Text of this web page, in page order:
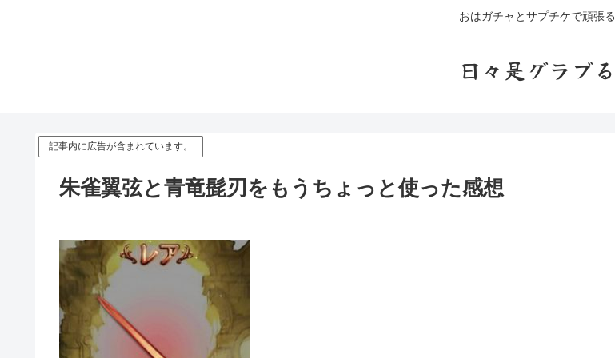
おはガチャとサプチケで頑張る
日々是グラブる
記事内に広告が含まれています。
朱雀翼弦と青竜髭刃をもうちょっと使った感想